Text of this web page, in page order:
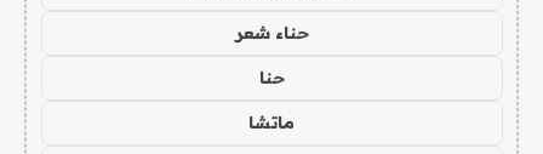
حناء شعر
حنا
ماتشا